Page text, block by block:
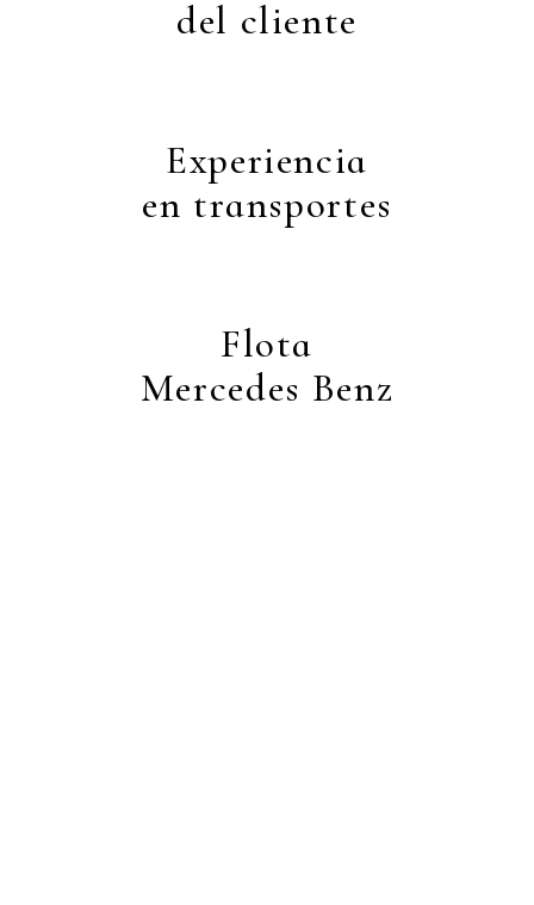
del cliente
Experiencia
en transportes
Flota
Mercedes Benz